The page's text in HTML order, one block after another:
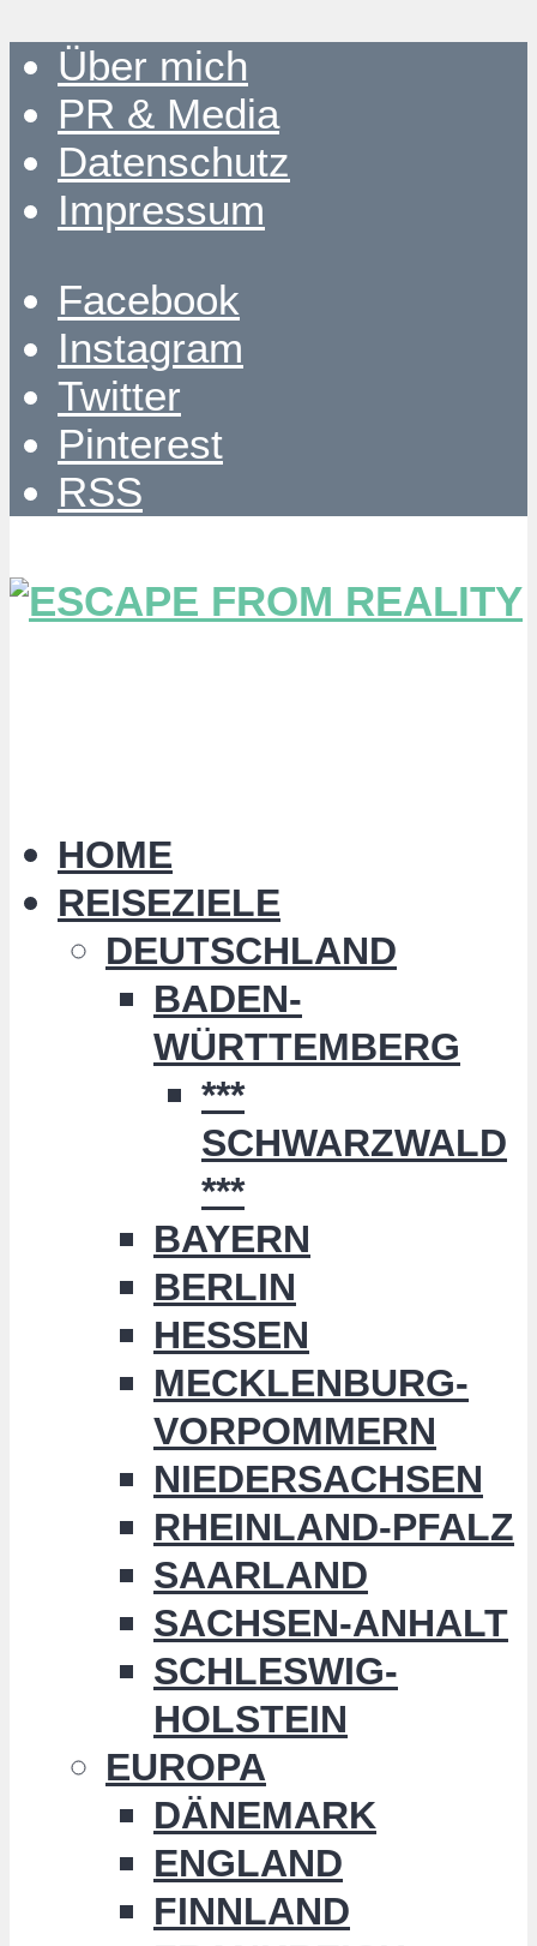
Über mich
PR & Media
Datenschutz
Impressum
Facebook
Instagram
Twitter
Pinterest
RSS
HOME
REISEZIELE
DEUTSCHLAND
BADEN-
WÜRTTEMBERG
***
SCHWARZWALD
***
BAYERN
BERLIN
HESSEN
MECKLENBURG-
VORPOMMERN
NIEDERSACHSEN
RHEINLAND-PFALZ
SAARLAND
SACHSEN-ANHALT
SCHLESWIG-
HOLSTEIN
EUROPA
DÄNEMARK
ENGLAND
FINNLAND